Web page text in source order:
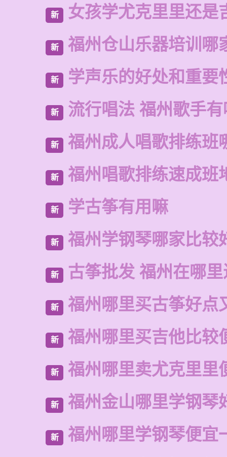
新 女孩学尤克里里还是
新 福州仓山乐器培训哪
新 学声乐的好处和重要
新 流行唱法 福州歌手
新 福州成人唱歌排练班
新 福州唱歌排练速成班
新 学古筝有用嘛
新 福州学钢琴哪家比较
新 古筝批发 福州在哪
新 福州哪里买古筝好点
新 福州哪里买吉他比较
新 福州哪里卖尤克里里
新 福州金山哪里学钢琴
新 福州哪里学钢琴便宜